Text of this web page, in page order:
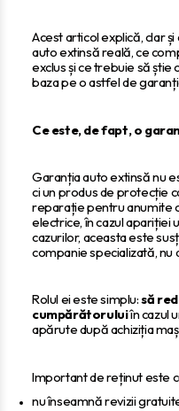
Acest articol explică, clar
auto extinsă reală, ce
exclus și ce trebuie să
baza pe o astfel de
Ce este, de fapt, o
Garanția auto extinsă nu
ci un produs de protecție
reparație pentru anumite
electrice, în cazul apariției
cazurilor, aceasta este
companie specializată, nu
Rolul ei este simplu:să
cumpărătoruluiîn cazul
apărute după achiziția
Important de reținut este
nu înseamnă revizii